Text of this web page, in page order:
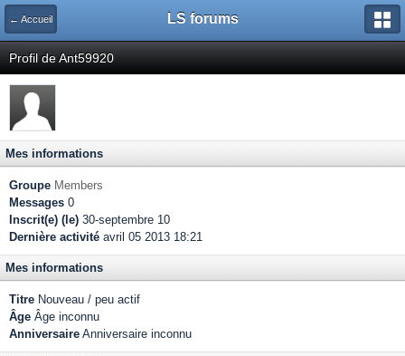
← Accueil LS forums
Profil de Ant59920
Mes informations
Groupe Members
Messages 0
Inscrit(e) (le) 30-septembre 10
Dernière activité avril 05 2013 18:21
Mes informations
Titre Nouveau / peu actif
Âge Âge inconnu
Anniversaire Anniversaire inconnu